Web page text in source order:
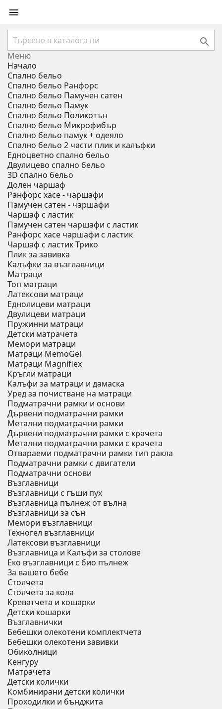


Меню
Начало
Спално бельо
Спално бельо Ранфорс
Спално бельо Памучен сатен
Спално бельо Памук
Спално бельо Поликотън
Спално бельо Микрофибър
Спално бельо памук + одеяло
Спално бельо 2 части плик и калъфки
Eдноцветно спално бельо
Двулицево спално бельо
3D спално бельо
Долен чаршаф
Ранфорс хасе - чаршафи
Памучен сатен - чаршафи
Чаршаф с ластик
Памучен сатен чаршафи с ластик
Ранфорс хасе чаршафи с ластик
Чаршаф с ластик Трико
Плик за завивкa
Калъфки за възглавници
Матраци
Топ матраци
Латексови матраци
Еднолицеви матраци
Двулицеви матраци
Пружинни матраци
Детски матрачета
Мемори матраци
Mатраци MemoGel
Матраци Мagniflex
Кръгли матраци
Калъфи за матраци и дамаска
Уред за почистване на матраци
Подматрачни рамки и основи
Дървени подматрачни рамки
Метални подматрачни рамки
Дървени подматрачни рамки с крачета
Метални подматрачни рамки с крачета
Отвараеми подматрачни рамки тип ракла
Подматрачни рамки с двигатели
Подматрачни основи
Възглавници
Възглавници с гъши пух
Възглавница пълнеж от вълна
Възглавници за сън
Мемори възглавници
Техногел възглавници
Латексови възглавници
Възглавница и Калъфи за столове
Еко възглавници с био пълнеж
За вашето бебе
Столчета
Столчета за кола
Креватчета и кошарки
Детски кошарки
Възглавнички
Бебешки oлекотени комплектчета
Бебешки олекотени завивки
Обиколници
Кенгуру
Матрачета
Детски колички
Комбинирани детски колички
Проходилки и бънджита